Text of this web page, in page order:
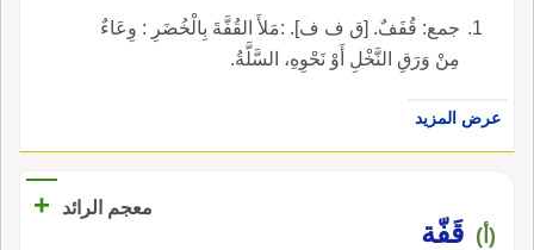
جمع: قُفَفٌ. [ق ف ف]. :مَلأَ القُفَّةَ بِالْخُضَرِ : وِعَاءٌ
مِنْ وَرَقِ النَّخْلِ أَوْ نَحْوِهِ، السَّلَّةُ.
عرض المزيد
معجم الرائد +
(أ) قَفّة